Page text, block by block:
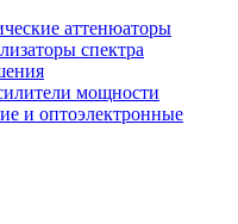
аттенюаторы
спектра
мощности
и оптоэлектронные